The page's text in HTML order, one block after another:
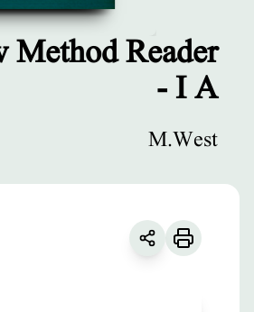
Method Reader
- I A
M.West